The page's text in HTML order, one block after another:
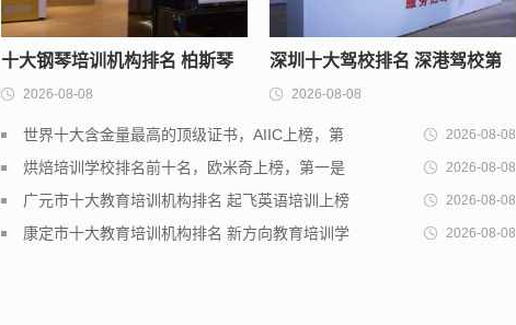
十大钢琴培训机构排名 柏斯琴
行上榜，第二专注于线上陪练
2026-08-08
深圳十大驾校排名 深港驾校第
一，鹏城驾校上榜
2026-08-08
2026-08-08
世界十大含金量最高的顶级证书，AIIC上榜，第
二在中国仅有不到900人
2026-08-08
烘焙培训学校排名前十名，欧米奇上榜，第一是
诞生于法国
2026-08-08
广元市十大教育培训机构排名 起飞英语培训上榜
第五提高注意力
2026-08-08
康定市十大教育培训机构排名 新方向教育培训学